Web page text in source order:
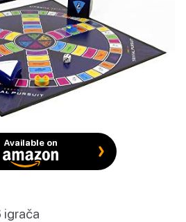
Available on
igrača